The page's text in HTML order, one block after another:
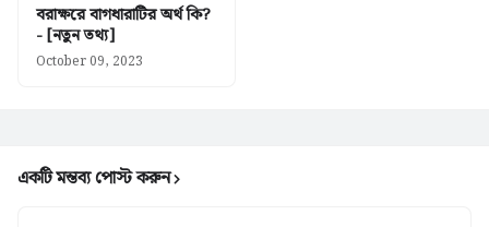
বরাক্ষরে বাগধারাটির অর্থ কি?
- [নতুন তথ্য]
October 09, 2023
একটি মন্তব্য পোস্ট করুন